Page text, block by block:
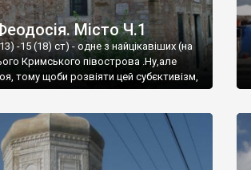
Місто Ч.1
-15 (18) ст) - одне з найцікавіших (на
Кримського півострова .Ну,але
тому щоби розвіяти цей субєктивізм,
це